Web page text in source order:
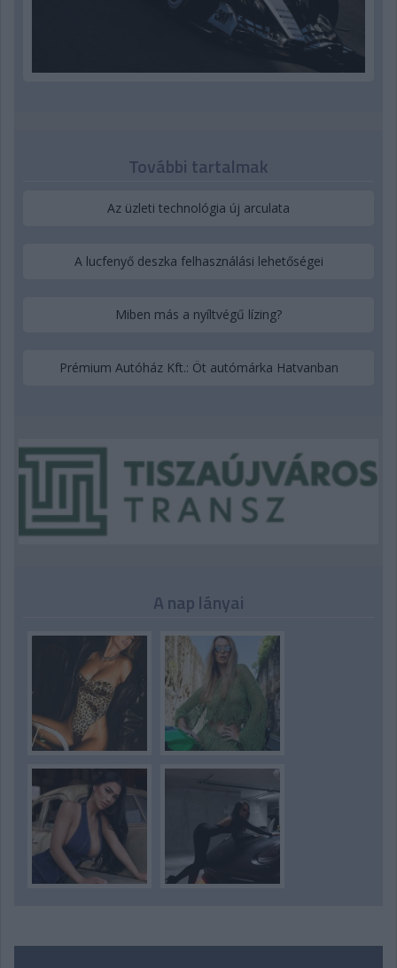
További tartalmak
Az üzleti technológia új arculata
A lucfenyő deszka felhasználási lehetőségei
Miben más a nyíltvégű lízing?
Prémium Autóház Kft.: Öt autómárka Hatvanban
A nap lányai